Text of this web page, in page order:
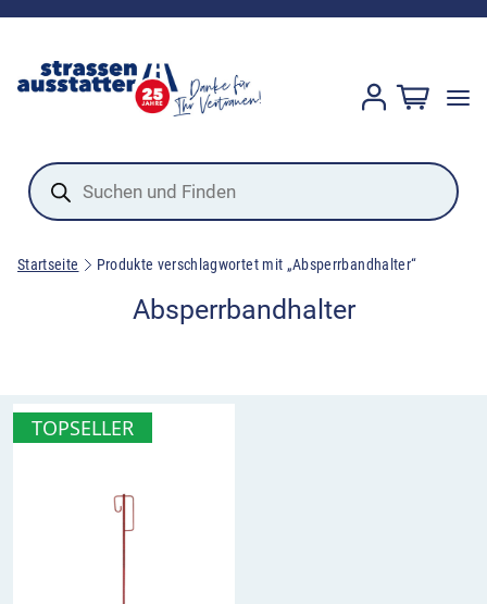
Products
search
Startseite Produkte verschlagwortet mit „Absperrbandhalter“
Absperrbandhalter
TOPSELLER